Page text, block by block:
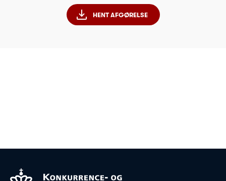
HENT AFGØRELSE